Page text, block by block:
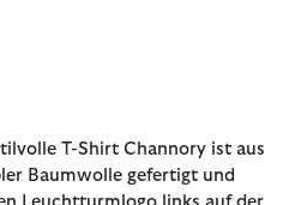
T-Shirt Channory ist aus
Baumwolle gefertigt und